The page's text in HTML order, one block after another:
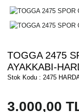
TOGGA 2475
AYAKKABI-
Stok Kodu : 2475
3.000,00